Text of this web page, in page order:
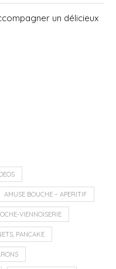
un délicieux
AMUSE BOUCHE – APERITIF
VIENNOISERIE
PANCAKE